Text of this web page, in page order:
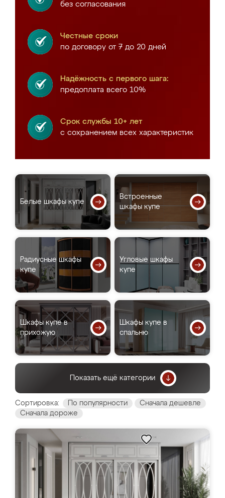
без согласования
Честные сроки
по договору от 7 до 20 дней
Надёжность с первого шага:
предоплата всего 10%
Срок службы 10+ лет
с сохранением всех характеристик
Белые шкафы купе
Встроенные
шкафы купе
Радиусные шкафы
купе
Угловые шкафы
купе
Шкафы купе в
прихожую
Шкафы купе в
спальню
Показать ещё категории
Сортировка: По популярности
Сначала дешевле
Сначала дороже